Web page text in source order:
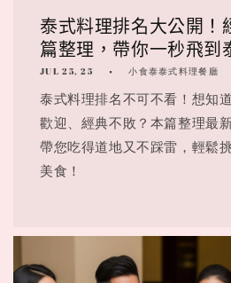
泰式料理排名大公開！
篇整理，帶你一秒飛到
JUL 25, 25 小食泰泰式料理餐廳
泰式料理排名不可不看！想知
歡迎、經典不敗？本篇整理最
帶您吃得道地又不踩雷，輕鬆
美食！